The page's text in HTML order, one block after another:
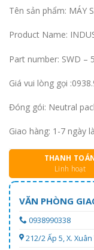
Tên sản phẩm: MÁY
Product Name:
Part number: SWD –
Giá vui lòng gọi
Đóng gói: Neutral
Giao hàng: 1-7 ngày
THANH
Linh hoạt
VĂN PHÒNG
0938990338
212/2 Ấp 5, X.